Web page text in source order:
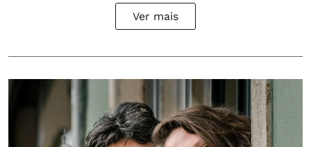
Ver mais